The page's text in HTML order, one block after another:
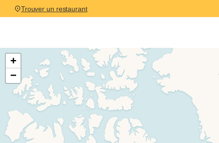
Trouver un restaurant
Leaflet Map
+
−